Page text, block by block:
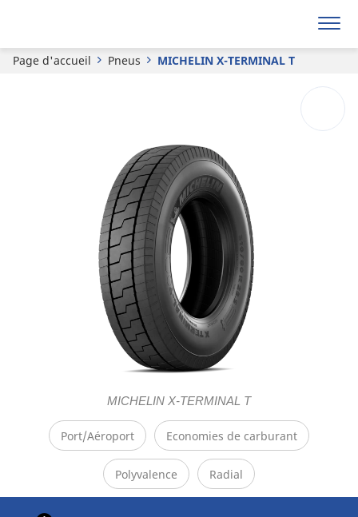
Page d'accueil Pneus MICHELIN X-TERMINAL T
MICHELIN X-TERMINAL T
Port/Aéroport Economies de carburant
Polyvalence Radial